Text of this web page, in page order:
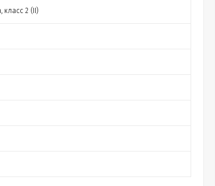
2 (II)